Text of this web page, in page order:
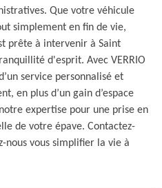
Que votre véhicule
simplement en fin de vie,
prête à intervenir à Saint
d'esprit. Avec VERRIO
service personnalisé et
en plus d’un gain d’espace
expertise pour une prise en
de votre épave. Contactez-
nous vous simplifier la vie à